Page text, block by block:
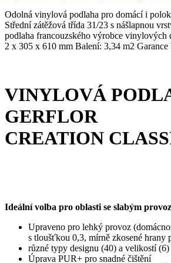
Odolná vinylová podlaha pro domácí i
Střední zátěžová třída 31/23 s nášlapnou
podlaha francouzského výrobce vinylových
2 x 305 x 610 mm Balení: 3,34 m2
VINYLOVÁ
GERFLOR
CREATION
Ideální volba pro oblasti se slabým
Upraveno pro lehký provoz
s tloušťkou 0,3, mírně zkosené hrany
různé typy designu (40) a velikostí
Úprava PUR+ pro snadné čištění